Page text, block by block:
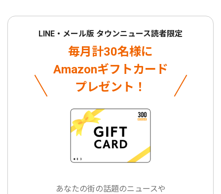
LINE・メール版 タウンニュース読者限定
毎月計30名様に
Amazonギフトカード
プレゼント！
あなたの街の話題のニュースや